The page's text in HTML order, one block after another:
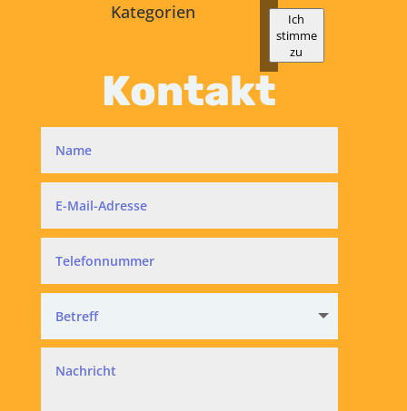
Kategorien
Ich
stimme
zu
Kontakt